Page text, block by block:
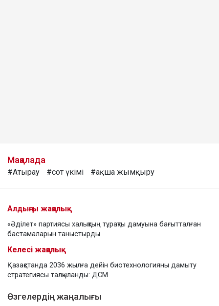
Мақалада
#Атырау #сот үкімі #ақша жымқыру
Алдыңғы жаңалық
«Әділет» партиясы халықтың тұрақты дамуына бағытталған
бастамаларын таныстырды
Келесі жаңалық
Қазақстанда 2036 жылға дейін биотехнологияны дамыту
стратегиясы талқыланды: ДСМ